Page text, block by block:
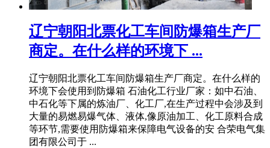
辽宁朝阳北票化工车间防爆箱生产厂
商定。在什么样的环境下 ...
辽宁朝阳北票化工车间防爆箱生产厂商定。在什么样的
环境下会使用到防爆箱 石油化工行业厂家：如中石油、
中石化等下属的炼油厂、化工厂,在生产过程中会涉及到
大量的易燃易爆气体、液体,像原油加工、化工原料合成
等环节,需要使用防爆箱来保障电气设备的安 合荣电气集
团有限公司于 ...